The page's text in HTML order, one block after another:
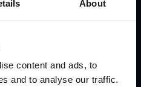
About
content and ads, to
and to analyse our traffic.